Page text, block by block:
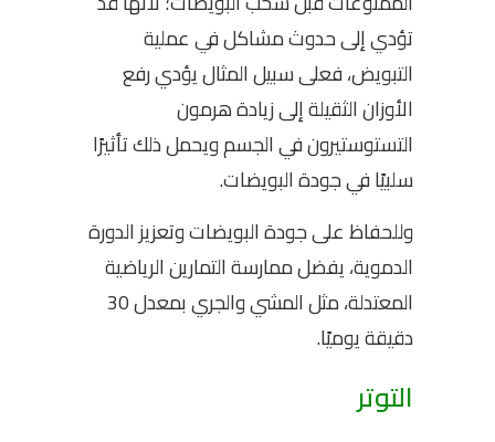
تؤدي إلى حدوث مشاكل في عملية
التبويض، فعلى سبيل المثال يؤدي رفع
الأوزان الثقيلة إلى زيادة هرمون
التستوستيرون في الجسم ويحمل ذلك تأثيرًا
سلبيًا في جودة البويضات.
وللحفاظ على جودة البويضات وتعزيز الدورة
الدموية، يفضل ممارسة التمارين الرياضية
المعتدلة، مثل المشي والجري بمعدل 30
دقيقة يوميًا.
التوتر